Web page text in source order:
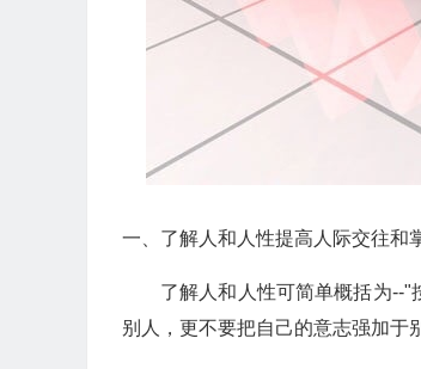
一、了解人和人性提高人际交往和
了解人和人性可简单概括为--
别人，更不要把自己的意志强加于